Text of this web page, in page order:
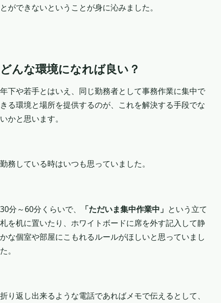
とができないということが身に沁みました。
どんな環境になれば良い？
年下や若手とはいえ、同じ勤務者として事務作業に集中で
きる環境と場所を提供するのが、これを解決する手段でな
いかと思います。
勤務している時はいつも思っていました。
30分～60分くらいで、 「ただいま集中作業中」 という立て
札を机に置いたり、ホワイトボードに席を外す記入して静
かな個室や部屋にこもれるルールがほしいと思っていまし
た。
折り返し出来るような電話であればメモで伝えるとして、